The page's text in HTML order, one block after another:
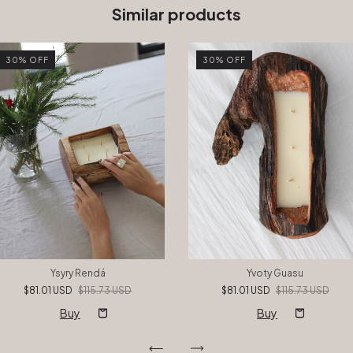
Similar products
30% OFF
Ysyry Rendá
$81.01 USD $115.73 USD
30% OFF
Yvoty Guasu
$81.01 USD $115.73 USD